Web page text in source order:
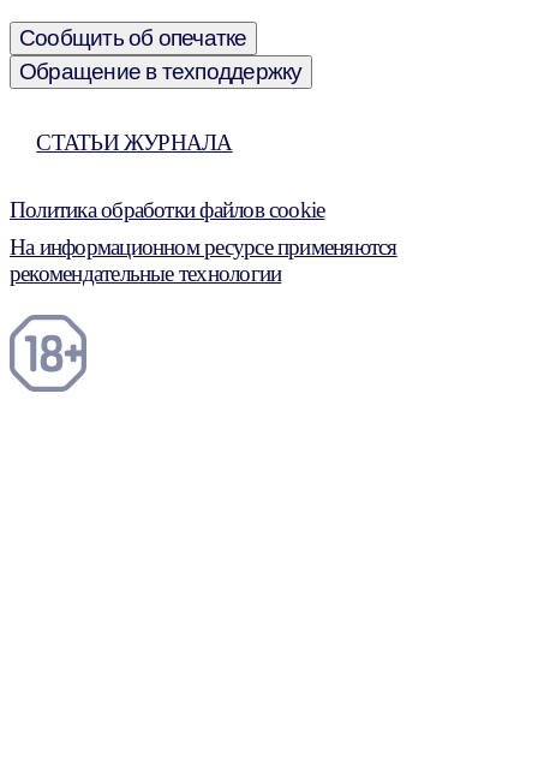
Сообщить об опечатке
Обращение в техподдержку
СТАТЬИ ЖУРНАЛА
Политика обработки файлов cookie
На информационном ресурсе применяются
рекомендательные технологии